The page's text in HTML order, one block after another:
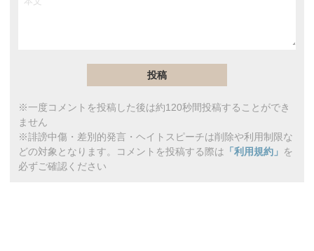
※一度コメントを投稿した後は約120秒間投稿することができ
ません
※誹謗中傷・差別的発言・ヘイトスピーチは削除や利用制限な
どの対象となります。コメントを投稿する際は 「利用規約」 を
必ずご確認ください